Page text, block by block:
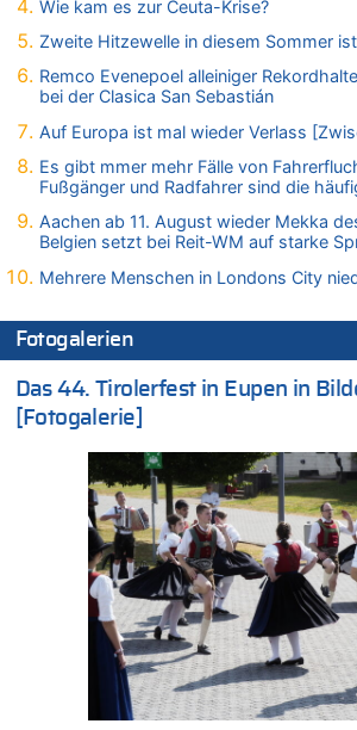
Mehrere Menschen in Londons City
06.08.2026 - 23:25 von WK zu
FIFA-Spitze demonstriert Einigkeit trotz
Vorwürfe gegen Präsident Gianni
06.08.2026 - 22:48 von DG zu
FIFA-Spitze demonstriert Einigkeit trotz
06.08.2026 - 22:07 von DR ALBERN zu
Vorwürfe gegen Präsident Gianni
06.08.2026 - 21:27 von klar zu
Mehrere Menschen in Londons City
06.08.2026 - 21:19 von Ach zu
Zweite Hitzewelle in diesem Sommer ist
06.08.2026 - 21:16 von michlaustderaffe
Zweite Hitzewelle in diesem Sommer ist
06.08.2026 - 21:14 von Ach zu
Aachen ab 11. August wieder Mekka des
Belgien setzt bei Reit-WM auf starke
06.08.2026 - 20:43 von 5/11 zu
Wasserstand des Rheins in NRW so
06.08.2026 - 20:35 von Wolfgang2 zu
Zurück an den Rhein: Hendrich wechselt
06.08.2026 - 20:16 von Panda46 zu
AS Eupen: „Keiner weiß, wohin die Reise
Wie kam es zur Ceuta-Krise?
Zweite Hitzewelle in diesem Sommer
Remco Evenepoel alleiniger
bei der Clasica San Sebastián
Auf Europa ist mal wieder Verlass
Es gibt mmer mehr Fälle von
Fußgänger und Radfahrer sind die
Aachen ab 11. August wieder Mekka
Belgien setzt bei Reit-WM auf starke
Mehrere Menschen in Londons City
Fotogalerien
Das 44. Tirolerfest in Eupen in
[Fotogalerie]